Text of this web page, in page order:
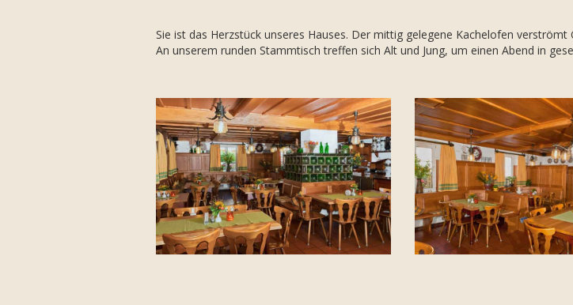
Sie ist das Herzstück unseres Hauses. Der mittig gelegene Kachelofen
An unserem runden Stammtisch treffen sich Alt und Jung, um einen Abend in